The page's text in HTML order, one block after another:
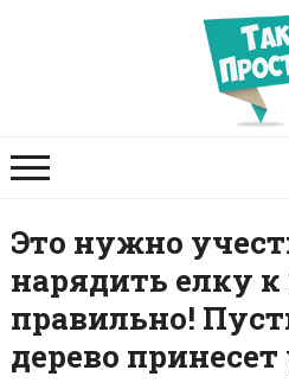
Это нужно
нарядить елку к
правильно!
дерево